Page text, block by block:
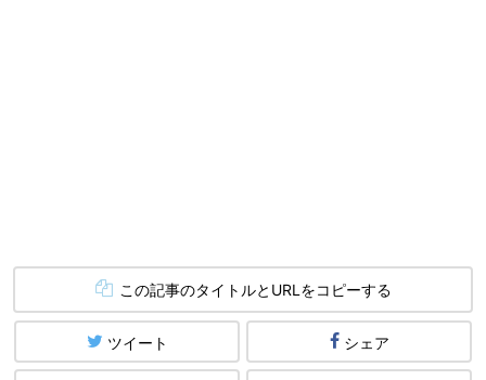
この記事のタイトルとURLをコピーする
ツイート シェア